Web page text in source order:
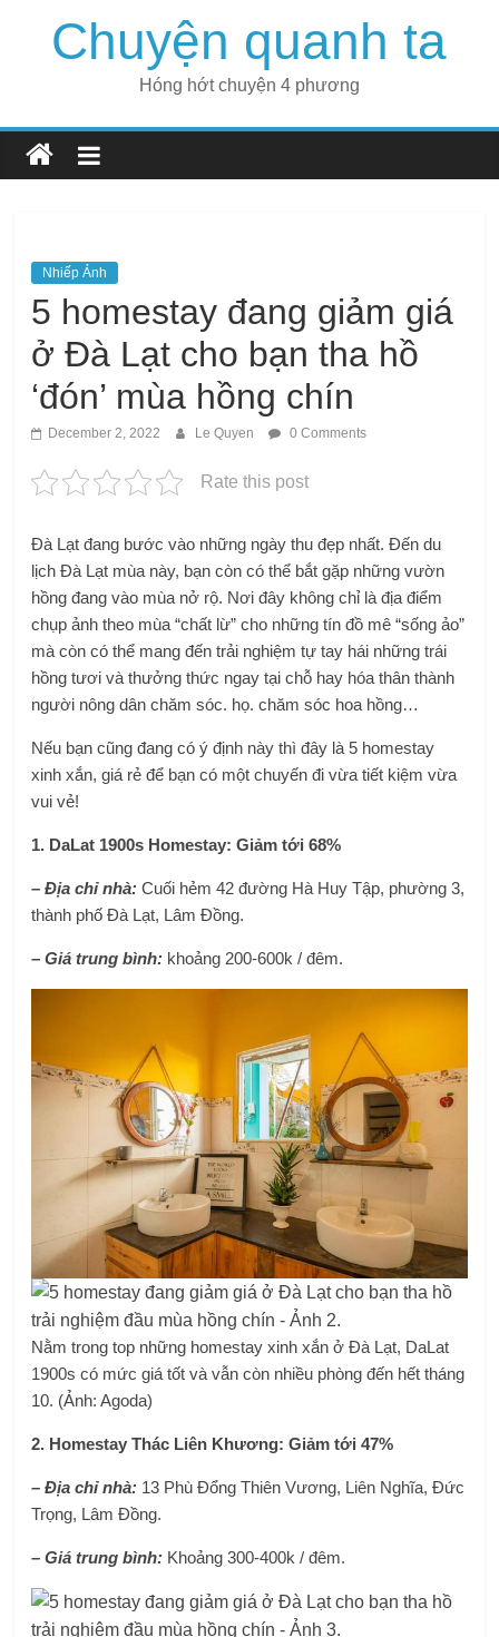
Chuyện quanh ta
Hóng hớt chuyện 4 phương
Nhiếp Ảnh
5 homestay đang giảm giá
ở Đà Lạt cho bạn tha hồ
‘đón’ mùa hồng chín
December 2, 2022 Le Quyen 0 Comments
Rate this post
Đà Lạt đang bước vào những ngày thu đẹp nhất. Đến du
lịch Đà Lạt mùa này, bạn còn có thể bắt gặp những vườn
hồng đang vào mùa nở rộ. Nơi đây không chỉ là địa điểm
chụp ảnh theo mùa “chất lừ” cho những tín đồ mê “sống ảo”
mà còn có thể mang đến trải nghiệm tự tay hái những trái
hồng tươi và thưởng thức ngay tại chỗ hay hóa thân thành
người nông dân chăm sóc. họ. chăm sóc hoa hồng…
Nếu bạn cũng đang có ý định này thì đây là 5 homestay
xinh xắn, giá rẻ để bạn có một chuyến đi vừa tiết kiệm vừa
vui vẻ!
1. DaLat 1900s Homestay: Giảm tới 68%
– Địa chỉ nhà: Cuối hẻm 42 đường Hà Huy Tập, phường 3,
thành phố Đà Lạt, Lâm Đồng.
– Giá trung bình: khoảng 200-600k / đêm.
Nằm trong top những homestay xinh xắn ở Đà Lạt, DaLat
1900s có mức giá tốt và vẫn còn nhiều phòng đến hết tháng
10. (Ảnh: Agoda)
2. Homestay Thác Liên Khương: Giảm tới 47%
– Địa chỉ nhà: 13 Phù Đổng Thiên Vương, Liên Nghĩa, Đức
Trọng, Lâm Đồng.
– Giá trung bình: Khoảng 300-400k / đêm.